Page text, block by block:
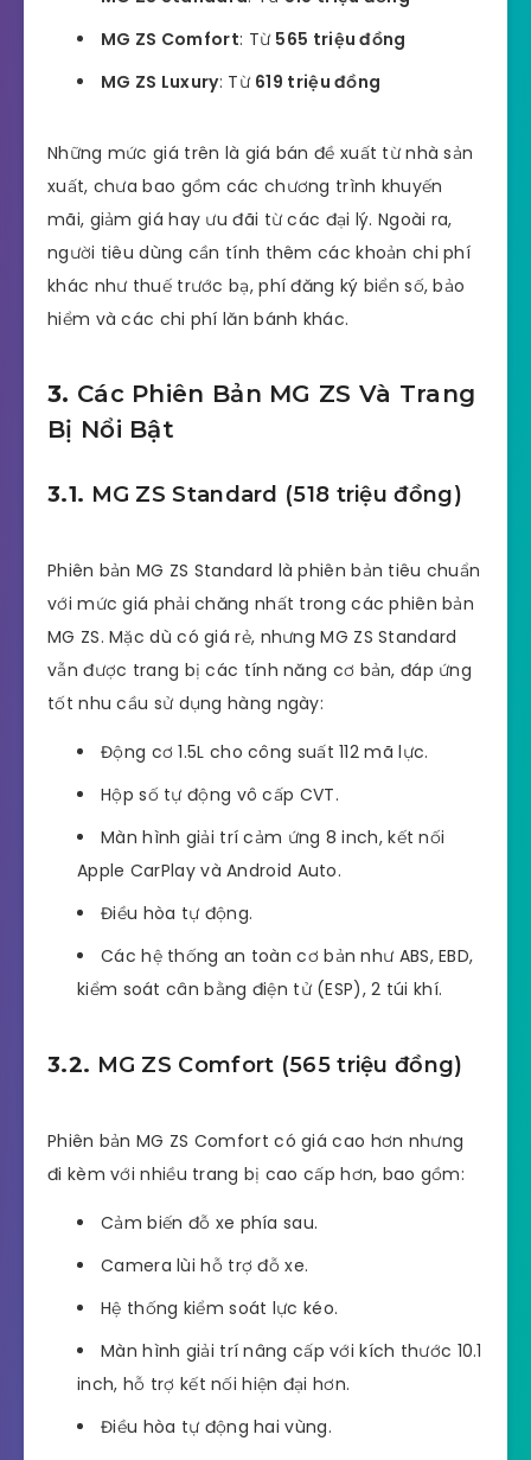
MG ZS Comfort: Từ 565 triệu đồng
MG ZS Luxury: Từ 619 triệu đồng
Những mức giá trên là giá bán đề xuất từ nhà sản
xuất, chưa bao gồm các chương trình khuyến
mãi, giảm giá hay ưu đãi từ các đại lý. Ngoài ra,
người tiêu dùng cần tính thêm các khoản chi phí
khác như thuế trước bạ, phí đăng ký biển số, bảo
hiểm và các chi phí lăn bánh khác.
3. Các Phiên Bản MG ZS Và Trang
Bị Nổi Bật
3.1. MG ZS Standard (518 triệu đồng)
Phiên bản MG ZS Standard là phiên bản tiêu chuẩn
với mức giá phải chăng nhất trong các phiên bản
MG ZS. Mặc dù có giá rẻ, nhưng MG ZS Standard
vẫn được trang bị các tính năng cơ bản, đáp ứng
tốt nhu cầu sử dụng hàng ngày:
Động cơ 1.5L cho công suất 112 mã lực.
Hộp số tự động vô cấp CVT.
Màn hình giải trí cảm ứng 8 inch, kết nối
Apple CarPlay và Android Auto.
Điều hòa tự động.
Các hệ thống an toàn cơ bản như ABS, EBD,
kiểm soát cân bằng điện tử (ESP), 2 túi khí.
3.2. MG ZS Comfort (565 triệu đồng)
Phiên bản MG ZS Comfort có giá cao hơn nhưng
đi kèm với nhiều trang bị cao cấp hơn, bao gồm:
Cảm biến đỗ xe phía sau.
Camera lùi hỗ trợ đỗ xe.
Hệ thống kiểm soát lực kéo.
Màn hình giải trí nâng cấp với kích thước 10.1
inch, hỗ trợ kết nối hiện đại hơn.
Điều hòa tự động hai vùng.